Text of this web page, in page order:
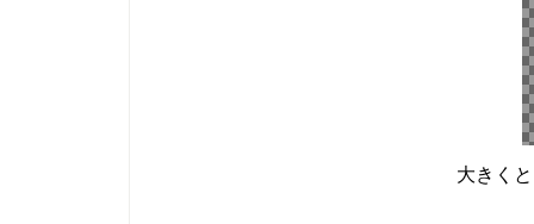
大きく